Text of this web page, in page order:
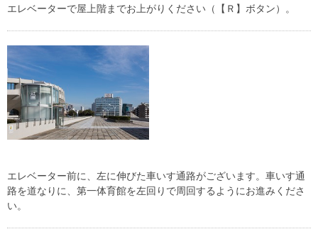
エレベーターで屋上階までお上がりください（【Ｒ】ボタン）。
エレベーター前に、左に伸びた車いす通路がございます。車いす通
路を道なりに、第一体育館を左回りで周回するようにお進みくださ
い。